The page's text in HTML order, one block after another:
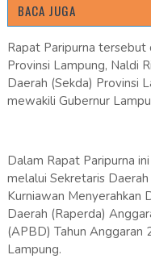
BACA JUGA
Rapat Paripurna
Provinsi Lampung, Naldi
Daerah (Sekda) Provinsi
mewakili Gubernur
Dalam Rapat Paripurna
melalui Sekretaris
Kurniawan Menyerahkan
Daerah (Raperda)
(APBD) Tahun Anggaran
Lampung.